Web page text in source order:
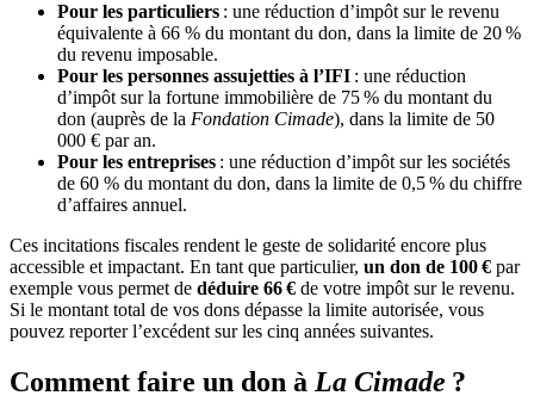
Pour les particuliers : une réduction d’impôt sur le revenu
équivalente à 66 % du montant du don, dans la limite de 20 %
du revenu imposable.
Pour les personnes assujetties à l’IFI : une réduction
d’impôt sur la fortune immobilière de 75 % du montant du
don (auprès de la Fondation Cimade), dans la limite de 50
000 € par an.
Pour les entreprises : une réduction d’impôt sur les sociétés
de 60 % du montant du don, dans la limite de 0,5 % du chiffre
d’affaires annuel.
Ces incitations fiscales rendent le geste de solidarité encore plus
accessible et impactant. En tant que particulier, un don de 100 € par
exemple vous permet de déduire 66 € de votre impôt sur le revenu.
Si le montant total de vos dons dépasse la limite autorisée, vous
pouvez reporter l’excédent sur les cinq années suivantes.
Comment faire un don à La Cimade ?